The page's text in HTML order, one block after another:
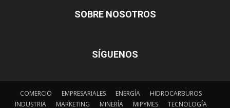
SOBRE NOSOTROS
SÍGUENOS
COMERCIO EMPRESARIALES ENERGÍA
HIDROCARBUROS
INDUSTRIA
MARKETING MINERÍA MIPYMES TECNOLOGÍA